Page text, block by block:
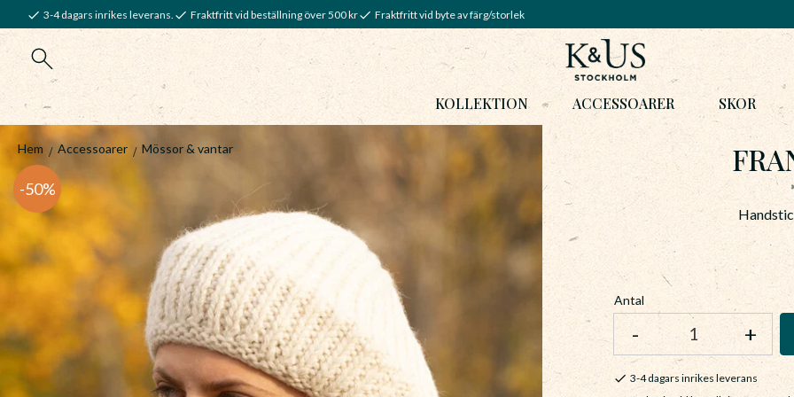
3-4 dagars inrikes leverans. Fraktfritt vid beställning över 500 kr Fraktfritt vid byte av färg/storlek
KOLLEKTION ACCESSOARER SKOR
Hem Accessoarer Mössor & vantar
50%
Antal
+
-
3-4 dagars inrikes leverans